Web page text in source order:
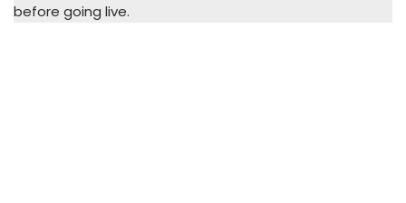
before going live.